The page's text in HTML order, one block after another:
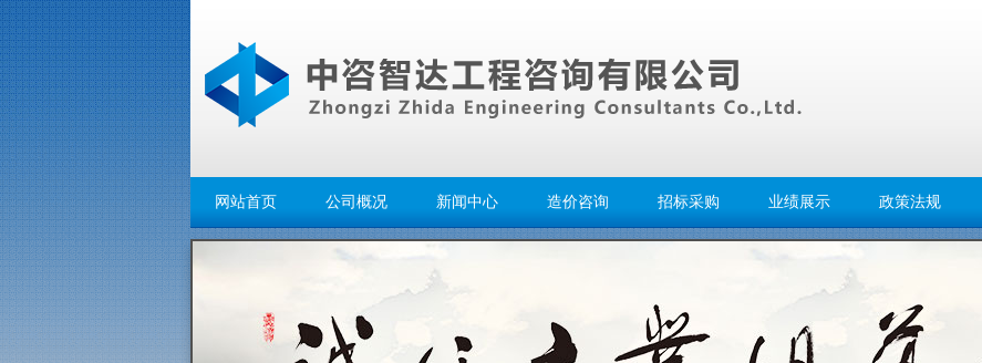
网站首页 公司概况 新闻中心 造价咨询 招标采购 业绩展示 政策法规